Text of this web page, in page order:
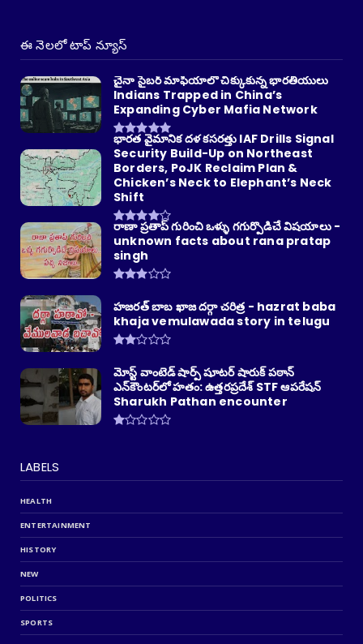
ఈ నెలలో టాప్ న్యూస్
చైనా సైబర్ మాఫియాలో చిక్కుకున్న భారతీయులు
Indians Trapped in China’s
Expanding Cyber Mafia Network
భారత వైమానిక దళ కసరత్తు IAF Drills Signal
Security Build-Up on Northeast
Borders, PoJK Reclaim Plan &
Chicken’s Neck to Elephant’s Neck
Shift
రాణా ప్రతాప్ గురించి ఒళ్ళు గగుర్పొడిచే విషయాలు -
unknown facts about rana pratap
singh
హజరత్ బాబ ఖాజ దర్గా చరిత్ర - hazrat baba
khaja vemulawada story in telugu
మోస్ట్ వాంటెడ్ షార్ప్ షూటర్ షారుక్ పఠాన్
ఎన్‌కౌంటర్‌లో హతం: ఉత్తరప్రదేశ్ STF ఆపరేషన్
Sharukh Pathan encounter
LABELS
HEALTH
ENTERTAINMENT
HISTORY
NEW
POLITICS
SPORTS